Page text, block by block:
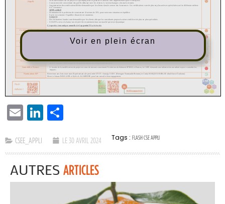
Voir en plein écran
EMAIL LINKEDIN
CSEE_APPLI LE 30 AVRIL 2024 Tags : FLASH CSE APPLI
AUTRES ARTICLES